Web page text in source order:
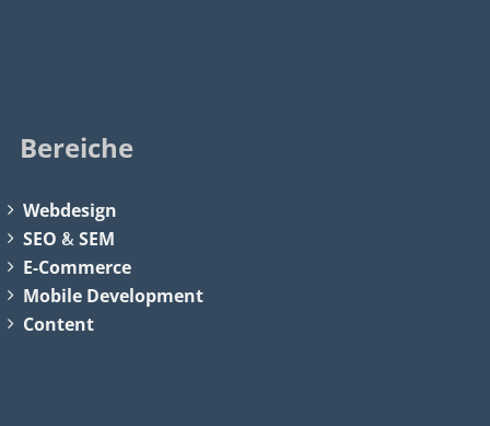
Bereiche
Webdesign
SEO &SEM
E-Commerce
Mobile Development
Content